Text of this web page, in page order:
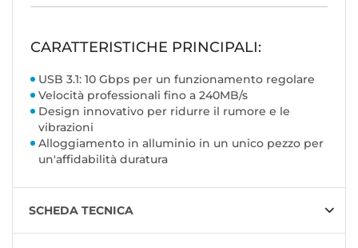
CARATTERISTICHE PRINCIPALI:
USB 3.1: 10 Gbps per un funzionamento regolare
Velocità professionali fino a 240MB/s
Design innovativo per ridurre il rumore e le
vibrazioni
Alloggiamento in alluminio in un unico pezzo per
un'affidabilità duratura
SCHEDA TECNICA